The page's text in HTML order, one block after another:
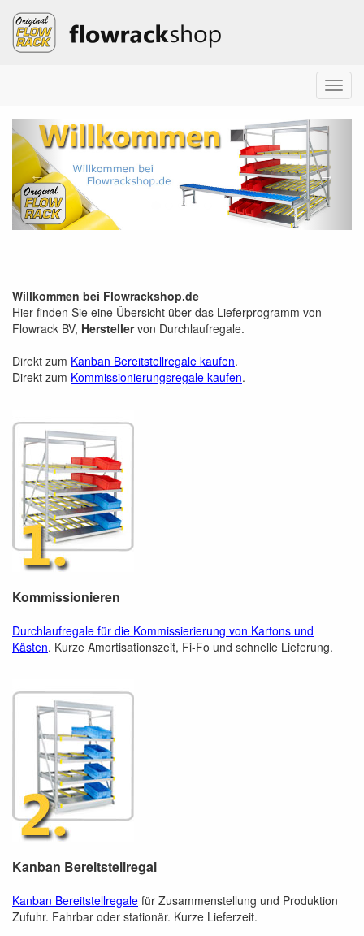
Menu
Flowrackshop.de
Voriges
Willkommen bei Flowrackshop.de
Hier finden Sie eine Übersicht über das Lieferprogramm von
Flowrack BV, Herstellervon Durchlaufregale.
Direkt zum Kanban Bereitstellregale kaufen.
Direkt zum Kommissionierungsregale kaufen.
Kommissionieren
Durchlaufregale für die Kommissierierung von Kartons und
Kästen. Kurze Amortisationszeit, Fi-Fo und schnelle Lieferung.
Kanban Bereitstellregal
Kanban Bereitstellregale für Zusammenstellung und Produktion
Zufuhr. Fahrbar oder stationär. Kurze Lieferzeit.